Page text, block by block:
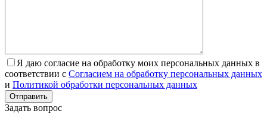
Я даю согласие на обработку моих персональных данных в
соответствии с Согласием на обработку персональных данных
и Политикой обработки персональных данных
Отправить
Задать вопрос